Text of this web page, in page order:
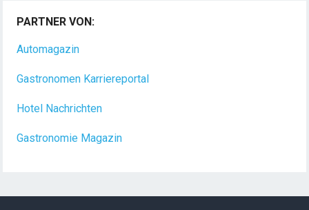
Dein Arbeitsplatz mit Urlaubsfeeling Chef de Rang
(m/w/d) Du bist Gastgeber aus Leidenschaft und
PARTNER VON:
Automagazin
Gastronomen Karriereportal
Hotel Nachrichten
Gastronomie Magazin